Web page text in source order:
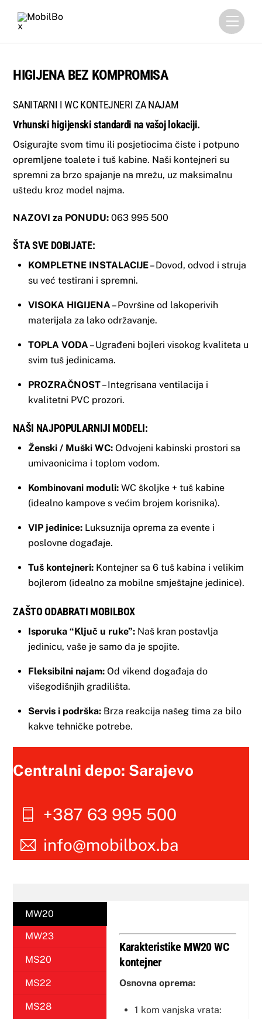
Menu
HIGIJENA BEZ KOMPROMISA
SANITARNI I WC KONTEJNERI ZA NAJAM
Vrhunski higijenski standardi na vašoj lokaciji.
Osigurajte svom timu ili posjetiocima čiste i potpuno
opremljene toalete i tuš kabine. Naši kontejneri su
spremni za brzo spajanje na mrežu, uz maksimalnu
uštedu kroz model najma.
NAZOVI za PONUDU: 063 995 500
ŠTA SVE DOBIJATE:
KOMPLETNE INSTALACIJE– Dovod, odvod i struja
su već testirani i spremni.
VISOKA HIGIJENA – Površine od lakoperivih
materijala za lako održavanje.
TOPLA VODA – Ugrađeni bojleri visokog kvaliteta u
svim tuš jedinicama.
PROZRAČNOST– Integrisana ventilacija i
kvalitetni PVC prozori.
NAŠI NAJPOPULARNIJI MODELI:
Ženski / Muški WC: Odvojeni kabinski prostori sa
umivaonicima i toplom vodom.
Kombinovani moduli: WC školjke + tuš kabine
(idealno kampove s većim brojem korisnika).
VIP jedinice: Luksuznija oprema za evente i
poslovne događaje.
Tuš kontejneri: Kontejner sa 6 tuš kabina i velikim
bojlerom (idealno za mobilne smještajne jedinice).
ZAŠTO ODABRATI MOBILBOX
Isporuka “Ključ u ruke”: Naš kran postavlja
jedinicu, vaše je samo da je spojite.
Fleksibilni najam: Od vikend događaja do
višegodišnjih gradilišta.
Servis i podrška: Brza reakcija našeg tima za bilo
kakve tehničke potrebe.
Centralni depo: Sarajevo
+387 63 995 500
info@mobilbox.ba
MW20
MW23
MS20
MS22
MS28
Karakteristike MW20 WC
kontejner
Osnovna oprema:
1 kom vanjska vrata: